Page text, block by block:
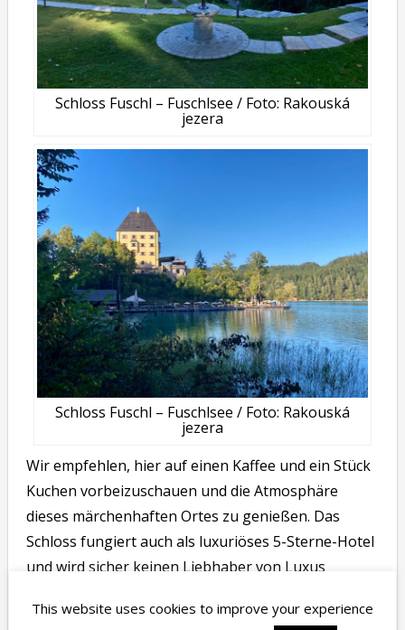
Schloss Fuschl – Fuschlsee / Foto: Rakouská
jezera
Schloss Fuschl – Fuschlsee / Foto: Rakouská
jezera
Wir empfehlen, hier auf einen Kaffee und ein Stück
Kuchen vorbeizuschauen und die Atmosphäre
dieses märchenhaften Ortes zu genießen. Das
Schloss fungiert auch als luxuriöses 5-Sterne-Hotel
und wird sicher keinen Liebhaber von Luxus